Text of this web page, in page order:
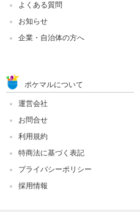
よくある質問
お知らせ
企業・自治体の方へ
ポケマルについて
運営会社
お問合せ
利用規約
特商法に基づく表記
プライバシーポリシー
採用情報